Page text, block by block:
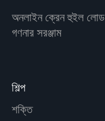
অনলাইন ক্রেন হুইল লোড
গণনার সরঞ্জাম
শিল্প
শক্তি